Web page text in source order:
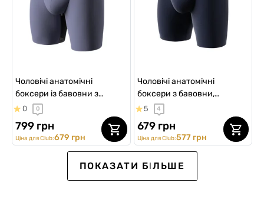
Чоловічі анатомічні
боксери із бавовни з
сіткою, Anatomic Long 2.0
Light, Black Series, сталевий
0 0
799 грн
Ціна для Club:679 грн
Чоловічі анатомічні
боксери з бавовни,
Anatomic Long 2.0, Black
Series, темно-синій
5 4
679 грн
Ціна для Club:577 грн
NEW Collection
Ексклюзив для Клубу SALE -30%
ПОКАЗАТИ БІЛЬШЕ